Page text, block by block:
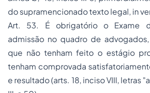
do supramencionado texto legal, in
Art. 53. É obrigatório o Exame
admissão no quadro de
que não tenham feito o estágio
tenham comprovada
e resultado (arts. 18, inciso VIII, letras